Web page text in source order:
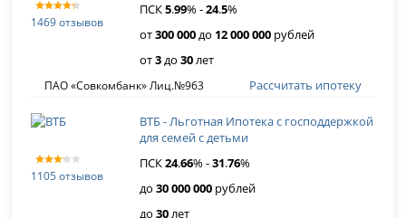
1469 отзывов
ПСК5.99% -24.5%
от300 000до 12 000 000 рублей
от3до30лет
ПАО «Совкомбанк» Лиц.№963 Рассчитать ипотеку
1105 отзывов
ВТБ - Льготная Ипотека с господдержкой
для семей с детьми
ПСК24.66% -31.76%
до30 000 000 рублей
до30лет